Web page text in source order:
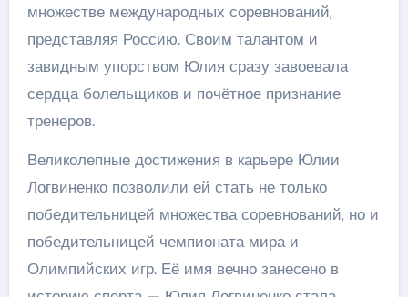
множестве международных соревнований,
представляя Россию. Своим талантом и
завидным упорством Юлия сразу завоевала
сердца болельщиков и почётное признание
тренеров.
Великолепные достижения в карьере Юлии
Логвиненко позволили ей стать не только
победительницей множества соревнований, но и
победительницей чемпионата мира и
Олимпийских игр. Её имя вечно занесено в